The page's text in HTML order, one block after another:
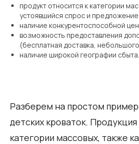
продукт относится к категории
устоявшийся спрос и
наличие конкурентоспособной
возможность предоставления
(бесплатная доставка,
наличие широкой географии сбыта.
Разберем на простом
детских кроваток.
категории массовых, также